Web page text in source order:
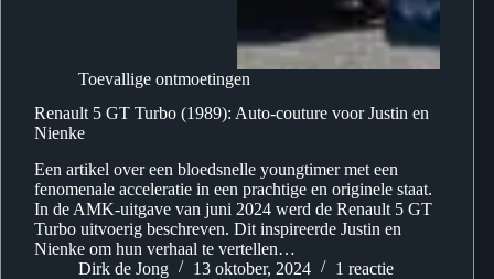
Toevallige ontmoetingen
Renault 5 GT Turbo (1989): Auto-couture voor Justin en
Nienke
Een artikel over een bloedsnelle youngtimer met een
fenomenale acceleratie in een prachtige en originele staat.
In de AMK-uitgave van juni 2024 werd de Renault 5 GT
Turbo uitvoerig beschreven. Dit inspireerde Justin en
Nienke om hun verhaal te vertellen…
Dirk de Jong
13 oktober, 2024 1 reactie